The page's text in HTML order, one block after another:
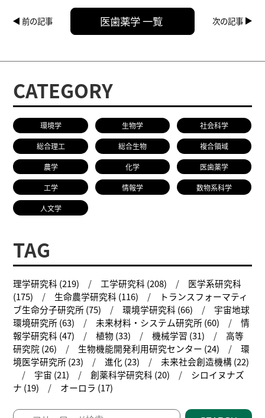
前の記事 医歯薬学 一覧 次の記事
CATEGORY
環境学 生物学 社会科学
総合理工 総合生物 複合領域
農学 化学 医歯薬学
工学 情報学 数物系科学
人文学
TAG
理学研究科 (219) 工学研究科 (208)
医学系研究科
(175)
生命農学研究科 (116)
トランスフォーマティ
ブ生命分子研究所 (75)
環境学研究科 (66)
宇宙地球
環境研究所 (63)
未来材料・システム研究所 (60)
情
報学研究科 (47)
植物 (33) 機械学習 (31)
高等
研究院 (26)
生物機能開発利用研究センター (24)
環
境医学研究所 (23)
進化 (23)
未来社会創造機構 (22)
宇宙 (21)
創薬科学研究科 (20)
シロイヌナズ
ナ (19)
オーロラ (17)